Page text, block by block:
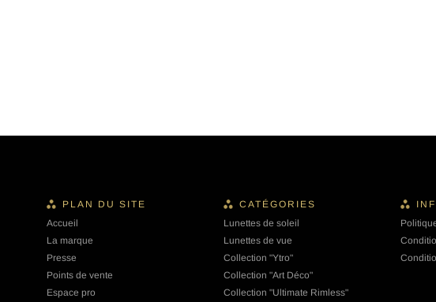
PLAN DU SITE
Accueil
La marque
Presse
Points de vente
Espace pro
CATÉGORIES
Lunettes de soleil
Lunettes de vue
Collection "Ytro"
Collection "Art Déco"
Collection "Ultimate Rimless"